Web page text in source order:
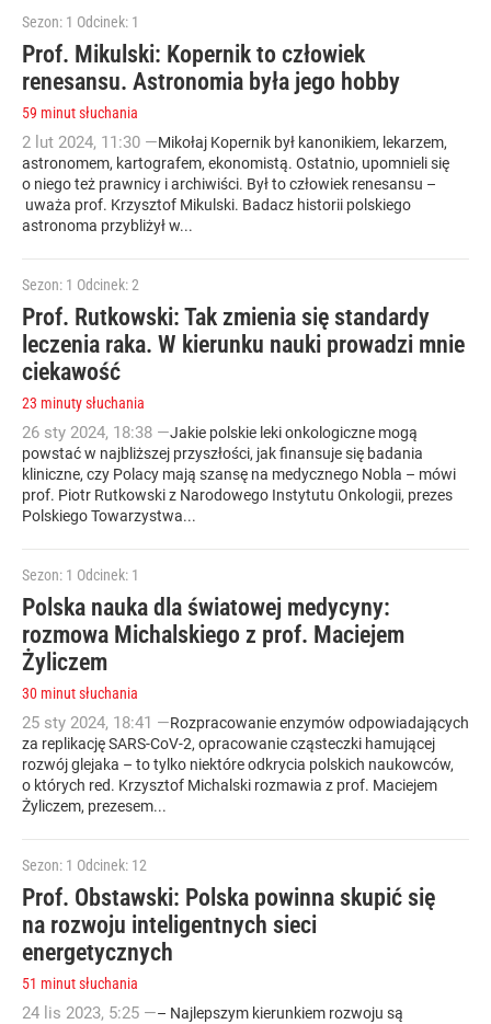
Sezon: 1 Odcinek: 1
Prof. Mikulski: Kopernik to człowiek
renesansu. Astronomia była jego hobby
59 minut słuchania
2 lut 2024, 11:30 —Mikołaj Kopernik był kanonikiem, lekarzem,
astronomem, kartografem, ekonomistą. Ostatnio, upomnieli się
o niego też prawnicy i archiwiści. Był to człowiek renesansu –
uważa prof. Krzysztof Mikulski. Badacz historii polskiego
astronoma przybliżył w...
Sezon: 1 Odcinek: 2
Prof. Rutkowski: Tak zmienia się standardy
leczenia raka. W kierunku nauki prowadzi mnie
ciekawość
23 minuty słuchania
26 sty 2024, 18:38 —Jakie polskie leki onkologiczne mogą
powstać w najbliższej przyszłości, jak finansuje się badania
kliniczne, czy Polacy mają szansę na medycznego Nobla – mówi
prof. Piotr Rutkowski z Narodowego Instytutu Onkologii, prezes
Polskiego Towarzystwa...
Sezon: 1 Odcinek: 1
Polska nauka dla światowej medycyny:
rozmowa Michalskiego z prof. Maciejem
Żyliczem
30 minut słuchania
25 sty 2024, 18:41 —Rozpracowanie enzymów odpowiadających
za replikację SARS-CoV-2, opracowanie cząsteczki hamującej
rozwój glejaka – to tylko niektóre odkrycia polskich naukowców,
o których red. Krzysztof Michalski rozmawia z prof. Maciejem
Żyliczem, prezesem...
Sezon: 1 Odcinek: 12
Prof. Obstawski: Polska powinna skupić się
na rozwoju inteligentnych sieci
energetycznych
51 minut słuchania
24 lis 2023, 5:25 —– Najlepszym kierunkiem rozwoju są